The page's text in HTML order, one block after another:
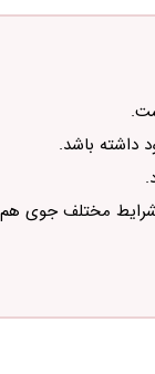
مختلف جوی